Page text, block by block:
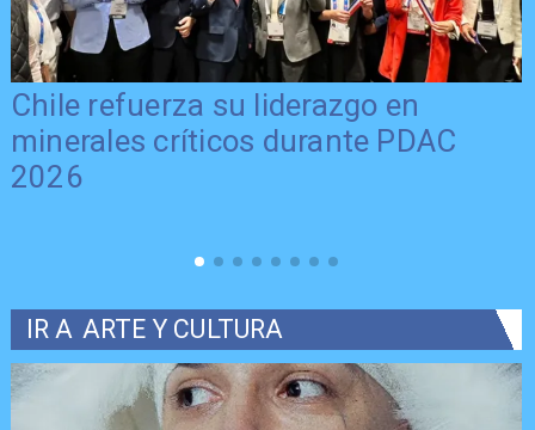
Chile refuerza su liderazgo en
minerales críticos durante PDAC
2026
IR A ARTE Y CULTURA